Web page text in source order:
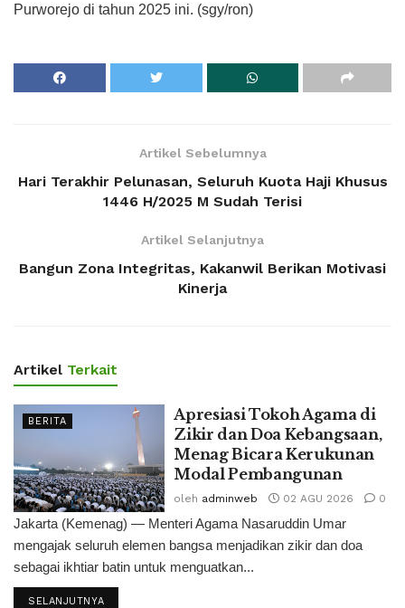
Purworejo di tahun 2025 ini. (sgy/ron)
Artikel Sebelumnya
Hari Terakhir Pelunasan, Seluruh Kuota Haji Khusus
1446 H/2025 M Sudah Terisi
Artikel Selanjutnya
Bangun Zona Integritas, Kakanwil Berikan Motivasi
Kinerja
Artikel Terkait
BERITA
Apresiasi Tokoh Agama di
Zikir dan Doa Kebangsaan,
Menag Bicara Kerukunan
Modal Pembangunan
oleh adminweb 02 AGU 2026 0
Jakarta (Kemenag) — Menteri Agama Nasaruddin Umar
mengajak seluruh elemen bangsa menjadikan zikir dan doa
sebagai ikhtiar batin untuk menguatkan...
SELANJUTNYA